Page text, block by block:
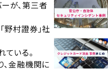
が、第三者
野村證券」社
いる。
、金融機関に